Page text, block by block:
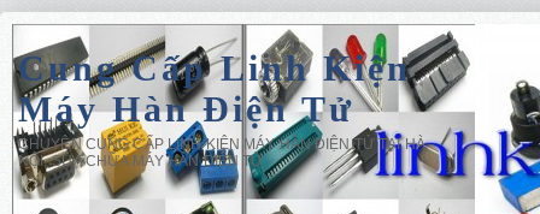
Cung Cấp Linh Kiện
Máy Hàn Điện Tử
CHUYÊN CUNG CẤP LINH KIỆN MÁY HÀN ĐIỆN TỬ TẠI HÀ
NỘI, SỬA CHỮA MÁY HÀN ĐIỆN TỬ